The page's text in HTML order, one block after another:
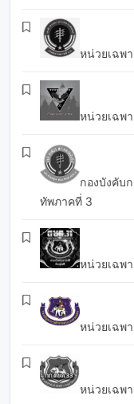
หน่วยเฉพ
หน่วยเฉพ
กองบังคับ
ทัพภาคที่ 3
หน่วยเฉพ
หน่วยเฉพ
หน่วยเฉพ